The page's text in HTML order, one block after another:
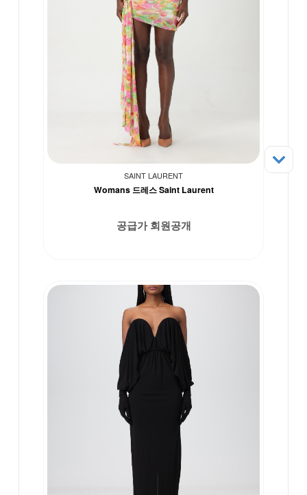
SAINT LAURENT
Womans 드레스 Saint Laurent
공급가 회원공개